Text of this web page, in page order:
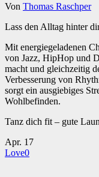
Von Thomas Raschper
Lass den Alltag hinter
Mit energiegeladenen
von Jazz, HipHop und
macht und gleichzeitig
Verbesserung von
sorgt ein ausgiebiges
Wohlbefinden.
Tanz dich fit – gute
Apr. 17
Love0